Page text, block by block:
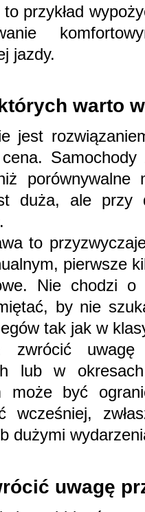
przykład
jazdy.
warto
jest
duża, ale przy
to
pierwsze
Nie chodzi o
by nie
tak jak w
zwrócić
lub w
może być
wcześniej,
dużymi
uwagę